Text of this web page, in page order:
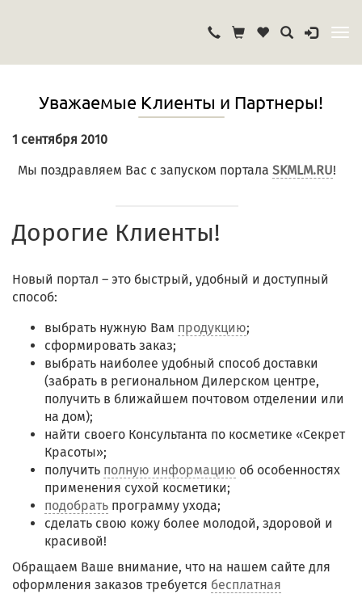
Уважаемые Клиенты и Партнеры!
1 сентября 2010
Мы поздравляем Вас с запуском портала SKMLM.RU!
Дорогие Клиенты!
Новый портал – это быстрый, удобный и доступный
способ:
выбрать нужную Вам продукцию;
сформировать заказ;
выбрать наиболее удобный способ доставки
(забрать в региональном Дилерском центре,
получить в ближайшем почтовом отделении или
на дом);
найти своего Консультанта по косметике «Секрет
Красоты»;
получить полную информацию об особенностях
применения сухой косметики;
подобрать программу ухода;
сделать свою кожу более молодой, здоровой и
красивой!
Обращаем Ваше внимание, что на нашем сайте для
оформления заказов требуется бесплатная